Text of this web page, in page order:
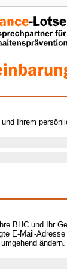
Ihrem
BHC und Ihr
umgehend ändern.